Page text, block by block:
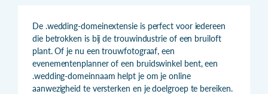
De .wedding-domeinextensie is perfect voor iedereen
die betrokken is bij de trouwindustrie of een bruiloft
plant. Of je nu een trouwfotograaf, een
evenementenplanner of een bruidswinkel bent, een
.wedding-domeinnaam helpt je om je online
aanwezigheid te versterken en je doelgroep te bereiken.